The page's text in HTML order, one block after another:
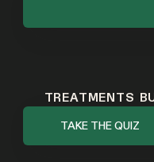
TREATMENTS
TAKE THE QUIZ